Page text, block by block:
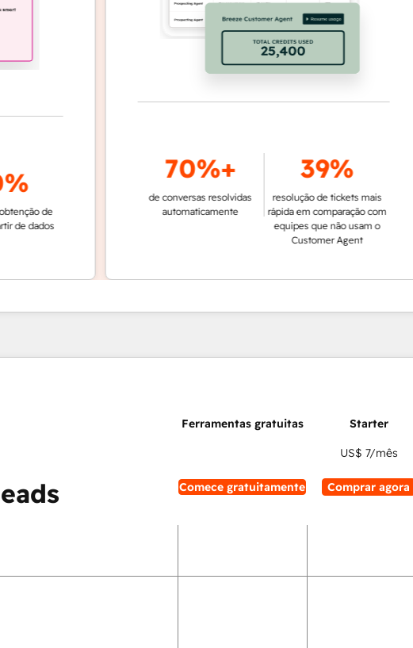
de
dados
70%+
de conversas resolvidas
automaticamente
39%
resolução de tickets mais
rápida em comparação com
equipes que não usam o
Customer Agent
Comece gratuitamente
US$ 7/mês
Comprar agora